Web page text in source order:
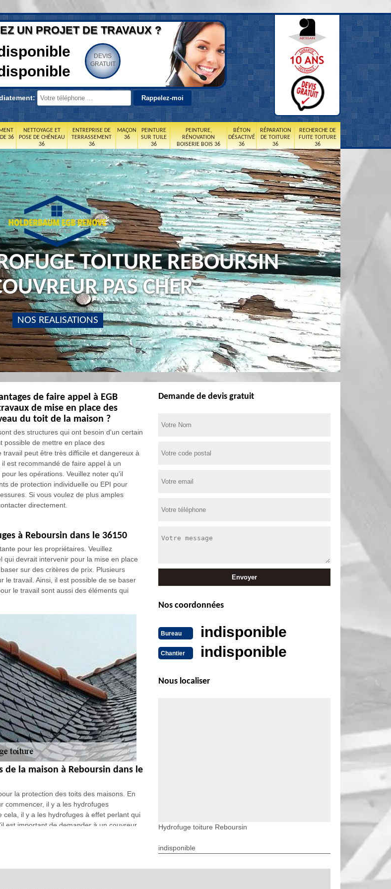
UN PROJET DE TRAVAUX ?
DEVIS
GRATUIT
36
NETTOYAGE ET
POSE DE CHÉNEAU
36
ENTREPRISE DE
TERRASSEMENT
36
MAÇON
36
PEINTURE
SUR TUILE
36
PEINTURE,
RÉNOVATION
BOISERIE BOIS 36
BÉTON
DÉSACTIVÉ
36
RÉPARATION
DE TOITURE
36
RECHERCHE DE
FUITE TOITURE
36
TOITURE REBOURSIN
PAS CHER
NOS REALISATIONS
de faire appel à EGB
de mise en place des
du toit de la maison ?
des structures qui ont besoin d'un certain
possible de mettre en place des
travail peut être très difficile et dangereux à
est recommandé de faire appel à un
les opérations. Veuillez noter qu'il
de protection individuelle ou EPI pour
Si vous voulez de plus amples
directement.
à Reboursin dans le 36150
pour les propriétaires. Veuillez
devrait intervenir pour la mise en place
sur des critères de prix. Plusieurs
le travail. Ainsi, il est possible de se baser
le travail sont aussi des éléments qui
de la maison à Reboursin dans le
la protection des toits des maisons. En
commencer, il y a les hydrofuges
il y a les hydrofuges à effet perlant qui
est important de demander à un couvreur
Demande de devis gratuit
Nos coordonnées
Bureau indisponible
Chantier indisponible
Nous localiser
Hydrofuge toiture Reboursin
indisponible